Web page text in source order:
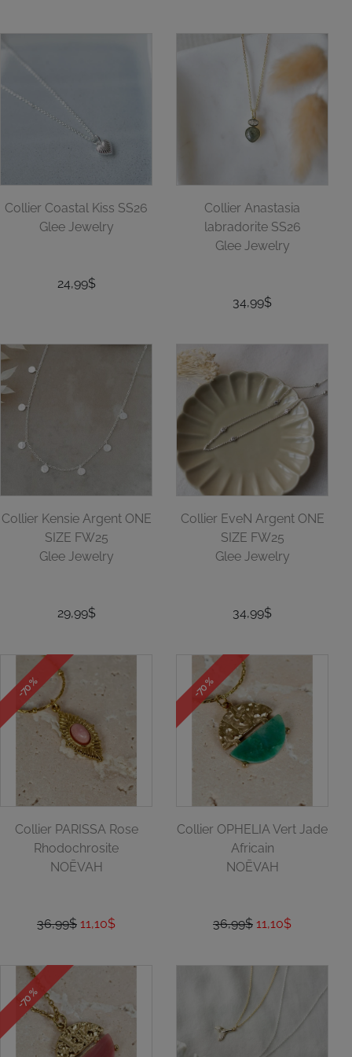
Collier Coastal Kiss SS26
Glee Jewelry
24,99$
Collier Anastasia
labradorite SS26
Glee Jewelry
34,99$
Collier Kensie Argent ONE
SIZE FW25
Glee Jewelry
29,99$
Collier EveN Argent ONE
SIZE FW25
Glee Jewelry
34,99$
-70 %
Collier PARISSA Rose
Rhodochrosite
NOĒVAH
36,99$ 11,10$
-70 %
Collier OPHELIA Vert Jade
Africain
NOĒVAH
36,99$ 11,10$
-70 %